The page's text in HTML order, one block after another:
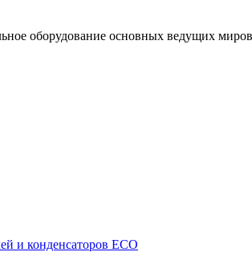
оборудование основных ведущих
и конденсаторов ECO